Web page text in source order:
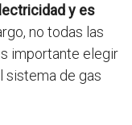
y es
no todas las
importante elegir
sistema de gas